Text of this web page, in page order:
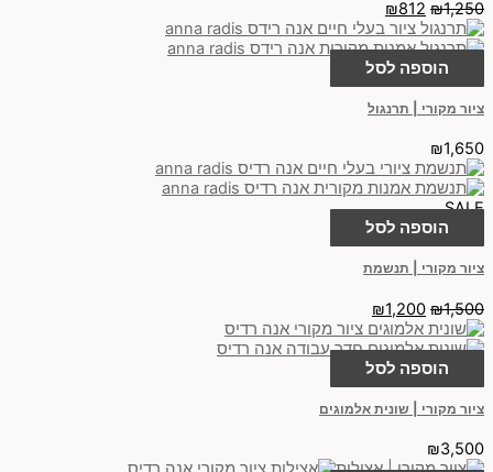
₪1,250
₪812
הוספה לסל
ציור מקורי | תרנגול
₪1,650
SALE
הוספה לסל
ציור מקורי | תנשמת
₪1,500
₪1,200
הוספה לסל
ציור מקורי | שונית אלמוגים
₪3,500